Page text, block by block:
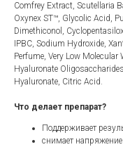
Comfrey Extract, Scutellaria
Oxynex ST™, Glycolic Acid,
Dimethiconol,
IPBC, Sodium Hydroxide,
Perfume, Very Low
Hyaluronate
Hyaluronate, Citric Acid.
Что делает препарат?
Поддерживает
снимает